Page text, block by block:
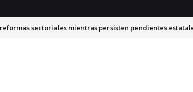
sectoriales mientras persisten pendientes